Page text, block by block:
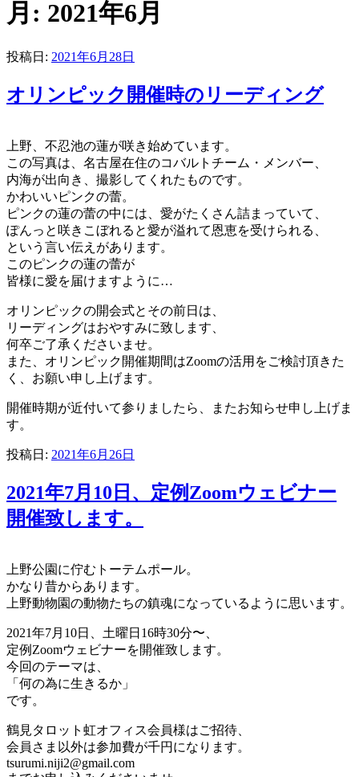
月: 2021年6月
投稿日: 2021年6月28日
オリンピック開催時のリーディング
上野、不忍池の蓮が咲き始めています。
この写真は、名古屋在住のコバルトチーム・メンバー、
内海が出向き、撮影してくれたものです。
かわいいピンクの蕾。
ピンクの蓮の蕾の中には、愛がたくさん詰まっていて、
ぽんっと咲きこぼれると愛が溢れて恩恵を受けられる、
という言い伝えがあります。
このピンクの蓮の蕾が
皆様に愛を届けますように…
オリンピックの開会式とその前日は、
リーディングはおやすみに致します、
何卒ご了承くださいませ。
また、オリンピック開催期間はZoomの活用をご検討頂きた
く、お願い申し上げます。
開催時期が近付いて参りましたら、またお知らせ申し上げま
す。
投稿日: 2021年6月26日
2021年7月10日、定例Zoomウェビナー
開催致します。
上野公園に佇むトーテムポール。
かなり昔からあります。
上野動物園の動物たちの鎮魂になっているように思います。
2021年7月10日、土曜日16時30分〜、
定例Zoomウェビナーを開催致します。
今回のテーマは、
「何の為に生きるか」
です。
鶴見タロット虹オフィス会員様はご招待、
会員さま以外は参加費が千円になります。
tsurumi.niji2@gmail.com